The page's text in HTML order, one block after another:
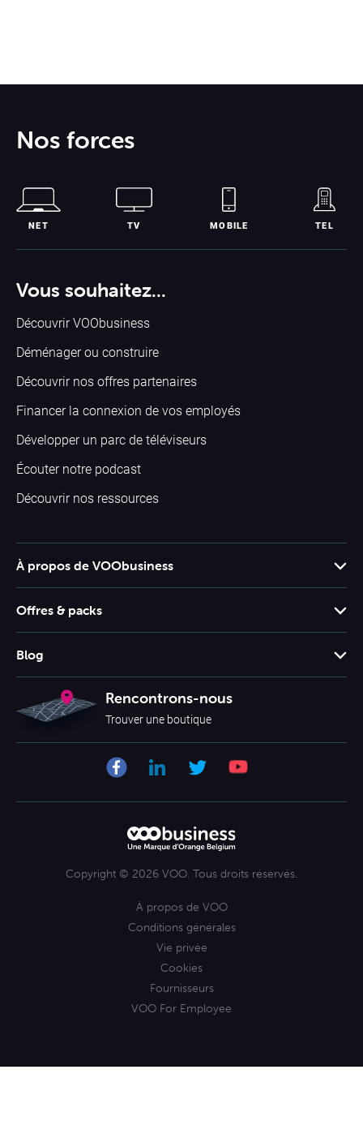
Nos forces
NET TV MOBILE TEL
Vous souhaitez...
Découvrir VOObusiness
Déménager ou construire
Découvrir nos offres partenaires
Financer la connexion de vos employés
Développer un parc de téléviseurs
Écouter notre podcast
Découvrir nos ressources
À propos de VOObusiness
Support client
Offres & packs
Offres & packs
Grilles tarifaires
Tarifs mobile
Smartphones
Blog
Booster son business
Business
La technologie VOObusiness
Rencontrons-nous
Trouver une boutique
Copyright © 2026 VOO. Tous droits réservés.
À propos de VOO
Conditions générales
Vie privée
Cookies
Fournisseurs
VOO For Employee